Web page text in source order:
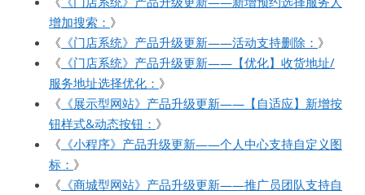
增加搜索： 》
《 《门店系统》产品升级更新——活动支持删除： 》
《 《门店系统》产品升级更新——【优化】收货地址/
服务地址选择优化： 》
《 《展示型网站》产品升级更新——【自适应】新增按
钮样式&动态按钮： 》
《 《小程序》产品升级更新——个人中心支持自定义图
标： 》
《 《商城型网站》产品升级更新——推广员团队支持自